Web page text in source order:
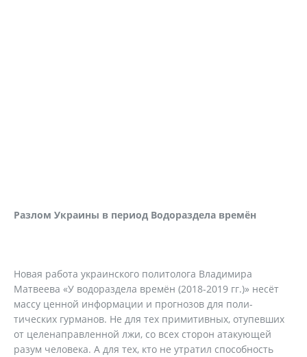
Разлом Украины в период Водораздела времён
Новая работа украинского политолога Владимира
Матвеева «У водораздела времён (2018-2019 гг.)» несёт
массу ценной информации и прогнозов для поли-
тических гурманов. Не для тех примитивных, отупевших
от целенаправленной лжи, со всех сторон атакующей
разум человека. А для тех, кто не утратил способность